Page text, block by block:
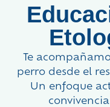
Te
perro desde el
Un enfoque